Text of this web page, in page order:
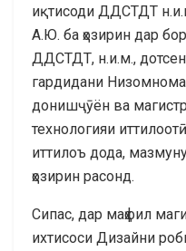
иқтисоди ДДСТДТ
А.Ю. ба ҳозирин дар
ДДСТДТ, н.и.м.,
гардидани
донишҷӯён ва
технологияи
иттилоъ дода,
ҳозирин расонд.
Сипас, дар маҳфил
ихтисоси Дизайни